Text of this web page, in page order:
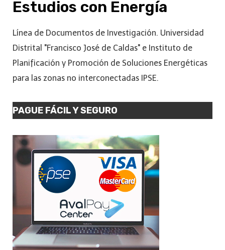
Estudios con Energía
Línea de Documentos de Investigación. Universidad
Distrital "Francisco José de Caldas" e Instituto de
Planificación y Promoción de Soluciones Energéticas
para las zonas no interconectadas IPSE.
PAGUE FÁCIL Y SEGURO